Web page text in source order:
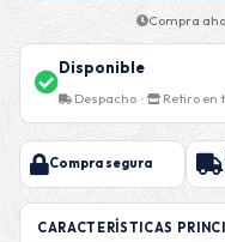
Compra
Disponible
Despacho · Retiro en
Compra segura
CARACTERÍSTICAS